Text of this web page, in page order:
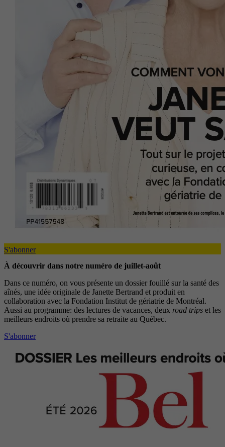
S'abonner
À découvrir dans notre numéro de juillet-août
Dans ce numéro, on vous présente un dossier fouillé sur la santé des
aînés, une idée originale de Janette Bertrand et produit en
collaboration avec la Fondation Institut de gériatrie de Montréal.
Aussi au programme: des lectures de vacances, deux road trips et les
meilleurs endroits où prendre sa retraite au Québec.
S'abonner